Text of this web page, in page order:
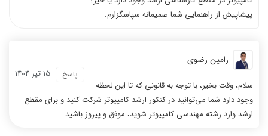
پیشاپیش از راهنمایی شما صمیمانه سپاسگزارم.
رامین رضوی
15 تیر 1404 پاسخ
سلام، وقت بخیر، با توجه به قانونی که تا این لحظه
وجود دارد شما می‌توانید در کنکور ارشد کامپیوتر شرکت کنید و برای مقطع
ارشد وارد رشته مهندسی کامپیوتر شوید، موفق و پیروز باشید